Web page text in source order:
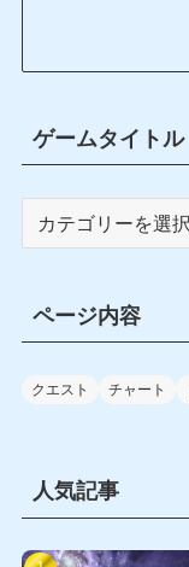
ゲームタイトル
ル
ページ内容
クエスト チャート
人気記事